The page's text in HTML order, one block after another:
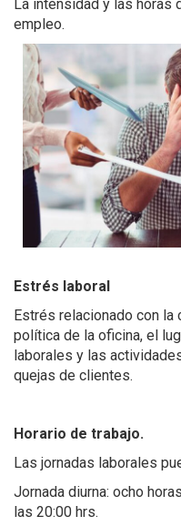
La intensidad y las horas
empleo.
Estrés laboral
Estrés relacionado con la
política de la oficina, el
laborales y las
quejas de clientes.
Horario de trabajo.
Las jornadas laborales
Jornada diurna: ocho
las 20:00 hrs.